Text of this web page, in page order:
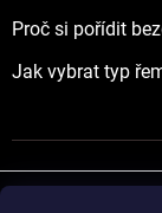
Proč si pořídit
Jak vybrat typ